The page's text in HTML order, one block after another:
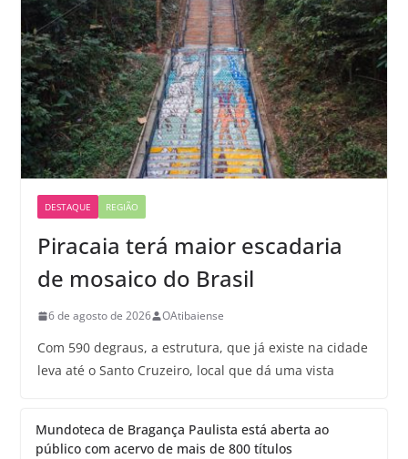
DESTAQUE REGIÃO
Piracaia terá maior escadaria
de mosaico do Brasil
6 de agosto de 2026 OAtibaiense
Com 590 degraus, a estrutura, que já existe na cidade
leva até o Santo Cruzeiro, local que dá uma vista
Mundoteca de Bragança Paulista está aberta ao
público com acervo de mais de 800 títulos